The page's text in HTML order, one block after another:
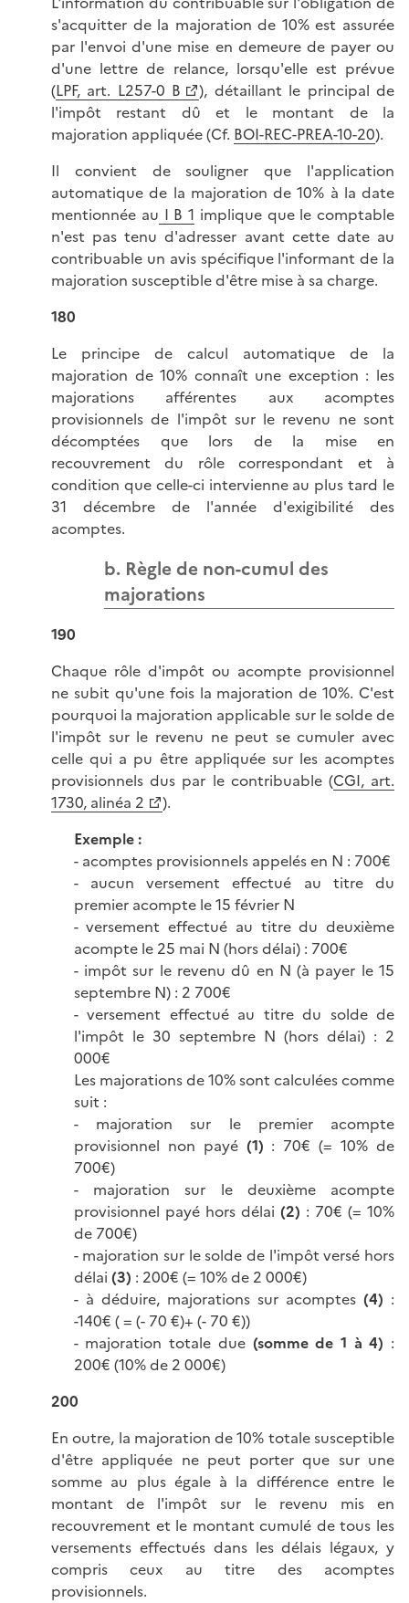
s'acquitter de la majoration de 10% est assurée
par l'envoi d'une mise en demeure de payer ou
d'une lettre de relance, lorsqu'elle est prévue
(LPF, art. L257-0 B
), détaillant le principal de
l'impôt restant dû et le montant de la
majoration appliquée (Cf. BOI-REC-PREA-10-20).
Il convient de souligner que l'application
automatique de la majoration de 10% à la date
mentionnée au I B 1 implique que le comptable
n'est pas tenu d'adresser avant cette date au
contribuable un avis spécifique l'informant de la
majoration susceptible d'être mise à sa charge.
180
Le principe de calcul automatique de la
majoration de 10% connaît une exception : les
majorations afférentes aux acomptes
provisionnels de l'impôt sur le revenu ne sont
décomptées que lors de la mise en
recouvrement du rôle correspondant et à
condition que celle-ci intervienne au plus tard le
31 décembre de l'année d'exigibilité des
acomptes.
b. Règle de non-cumul des
majorations
190
Chaque rôle d'impôt ou acompte provisionnel
ne subit qu'une fois la majoration de 10%. C'est
pourquoi la majoration applicable sur le solde de
l'impôt sur le revenu ne peut se cumuler avec
celle qui a pu être appliquée sur les acomptes
provisionnels dus par le contribuable (CGI, art.
1730, alinéa 2
).
Exemple :
- acomptes provisionnels appelés en N : 700€
- aucun versement effectué au titre du
premier acompte le 15 février N
- versement effectué au titre du deuxième
acompte le 25 mai N (hors délai) : 700€
- impôt sur le revenu dû en N (à payer le 15
septembre N) : 2 700€
- versement effectué au titre du solde de
l'impôt le 30 septembre N (hors délai) : 2
000€
Les majorations de 10% sont calculées comme
suit :
- majoration sur le premier acompte
provisionnel non payé (1) : 70€ (= 10% de
700€)
- majoration sur le deuxième acompte
provisionnel payé hors délai (2) : 70€ (= 10%
de 700€)
- majoration sur le solde de l'impôt versé hors
délai (3) : 200€ (= 10% de 2 000€)
- à déduire, majorations sur acomptes (4) :
-140€ ( = (- 70 €)+ (- 70 €))
- majoration totale due (somme de 1 à 4) :
200€ (10% de 2 000€)
200
En outre, la majoration de 10% totale susceptible
d'être appliquée ne peut porter que sur une
somme au plus égale à la différence entre le
montant de l'impôt sur le revenu mis en
recouvrement et le montant cumulé de tous les
versements effectués dans les délais légaux, y
compris ceux au titre des acomptes
provisionnels.